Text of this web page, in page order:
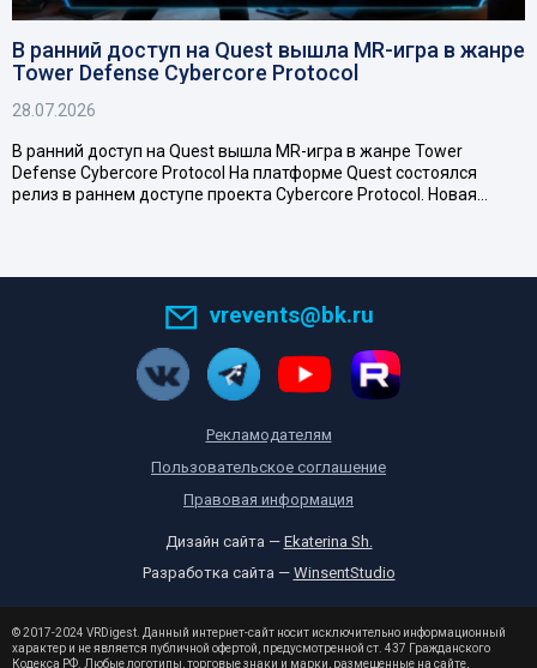
В ранний доступ на Quest вышла MR-игра в жанре
Tower Defense Cybercore Protocol
28.07.2026
В ранний доступ на Quest вышла MR-игра в жанре Tower
Defense Cybercore Protocol На платформе Quest состоялся
релиз в раннем доступе проекта Cybercore Protocol. Новая…
vrevents@bk.ru
Рекламодателям
Пользовательское соглашение
Правовая информация
Дизайн сайта — Ekaterina Sh.
Разработка сайта — WinsentStudio
© 2017-2024 VRDigest. Данный интернет-сайт носит исключительно информационный
характер и не является публичной офертой, предусмотренной ст. 437 Гражданского
Кодекса РФ. Любые логотипы, торговые знаки и марки, размещенные на сайте,